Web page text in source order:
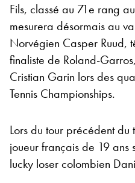
Fils, classé au 71e rang
mesurera désormais au
Norvégien Casper Ruud,
finaliste de Roland-
Cristian Garin lors des
Tennis Championships.
Lors du tour précédent
joueur français de 19 ans
lucky loser colombien